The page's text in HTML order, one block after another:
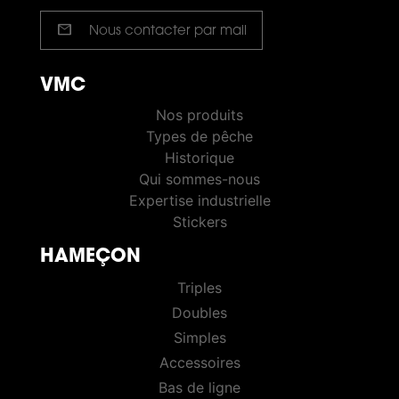
mail Nous contacter par mail
VMC
Nos produits
Types de pêche
Historique
Qui sommes-nous
Expertise industrielle
Stickers
HAMEÇON
Triples
Doubles
Simples
Accessoires
Bas de ligne